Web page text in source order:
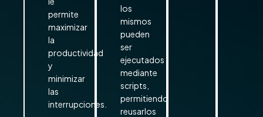
permite
maximizar
la
productividad
y
minimizar
las
interrupciones.
los
mismos
pueden
ser
ejecutados
mediante
scripts,
permitiendo
reusarlos